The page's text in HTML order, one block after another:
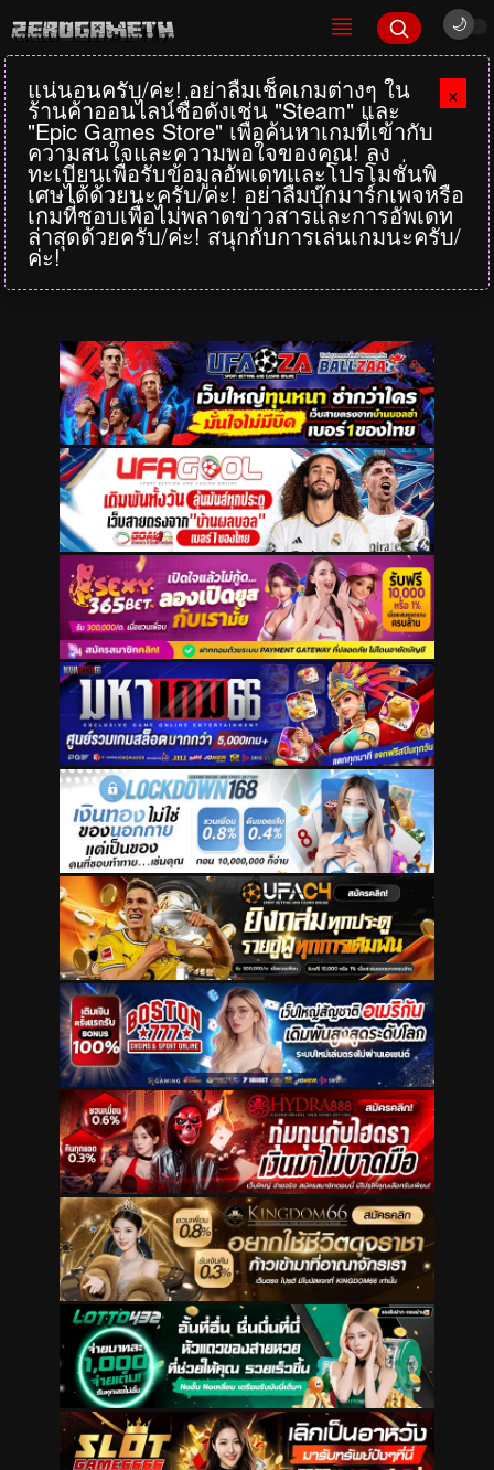
×
แน่นอนครับ/ค่ะ! อย่าลืมเช็คเกมต่างๆ ใน
ร้านค้าออนไลน์ชื่อดังเช่น "Steam" และ
"Epic Games Store" เพื่อค้นหาเกมที่เข้ากับ
ความสนใจและความพอใจของคุณ! ลง
ทะเบียนเพื่อรับข้อมูลอัพเดทและโปรโมชั่นพิ
เศษได้ด้วยนะครับ/ค่ะ! อย่าลืมบุ๊กมาร์กเพจหรือ
เกมที่ชอบเพื่อไม่พลาดข่าวสารและการอัพเดท
ล่าสุดด้วยครับ/ค่ะ! สนุกกับการเล่นเกมนะครับ/
ค่ะ!